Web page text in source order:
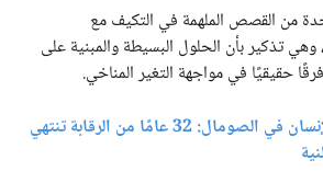
من القصص الملهمة في التكيف مع
تذكير بأن الحلول البسيطة والمبنية على
حقيقيًا في مواجهة التغير المناخي.
حقوق الإنسان في الصومال: 32 عامًا من الرقابة تنتهي